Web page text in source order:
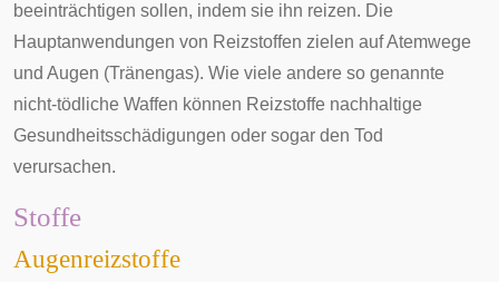
beeinträchtigen sollen, indem sie ihn reizen. Die
Hauptanwendungen von Reizstoffen zielen aufAtemwege
und Augen (Tränengas). Wie viele andere so genannte
nicht-tödliche Waffen können Reizstoffe nachhaltige
Gesundheitsschädigungen oder sogar den Tod
verursachen.
Stoffe
Augenreizstoffe